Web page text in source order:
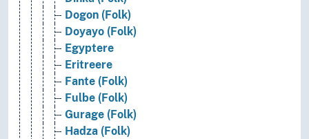
Dogon (Folk)
Doyayo (Folk)
Egyptere
Eritreere
Fante (Folk)
Fulbe (Folk)
Gurage (Folk)
Hadza (Folk)